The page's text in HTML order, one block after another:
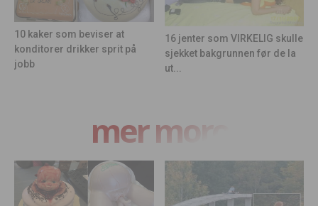
10 kaker som beviser at
konditorer drikker sprit på
jobb
16 jenter som VIRKELIG skulle
sjekket bakgrunnen før de la
ut...
mer moro